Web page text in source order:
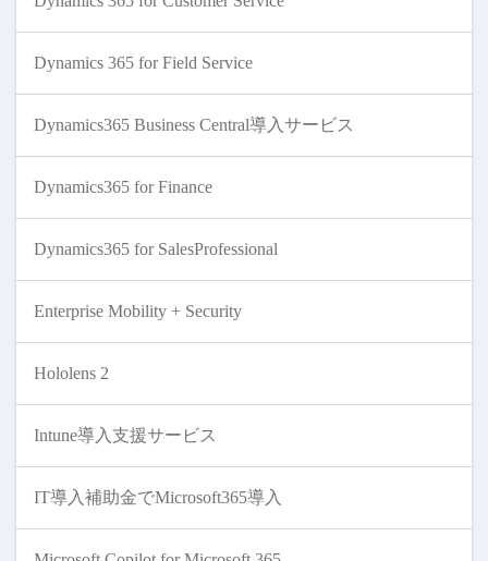
Dynamics 365 for Field Service
Dynamics365 Business Central導入サービス
Dynamics365 for Finance
Dynamics365 for SalesProfessional
Enterprise Mobility + Security
Hololens 2
Intune導入支援サービス
IT導入補助金でMicrosoft365導入